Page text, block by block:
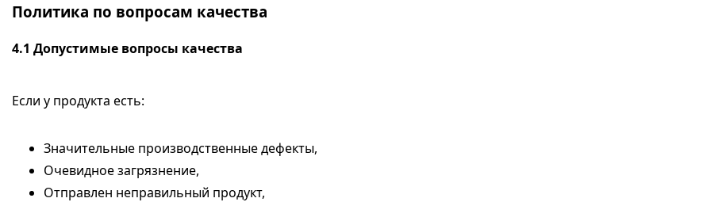
Политика по вопросам качества
4.1 Допустимые вопросы качества
Если у продукта есть:
Значительные производственные дефекты,
Очевидное загрязнение,
Отправлен неправильный продукт,